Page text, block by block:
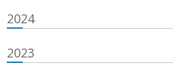
2024
2023